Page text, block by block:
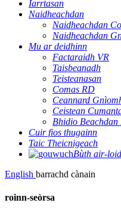
Iarrtasan
Naidheachdan
Naidheachdan
Naidheachdan
Mu ar deidhinn
Factaraidh VR
Taisbeanadh
Teisteanasan
Comas RD
Ceannard
Ceistean
Bhidio Beachdan
Cuir fios thugainn
Taic Theicnigeach
Bùth air-
English barrachd cànain
roinn-seòrsa